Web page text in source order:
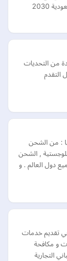
2030
من التحديات
التقدم
: من الشحن
, الشحن
دول العالم . و
تقديم خدمات
و مكافحة
التجارية